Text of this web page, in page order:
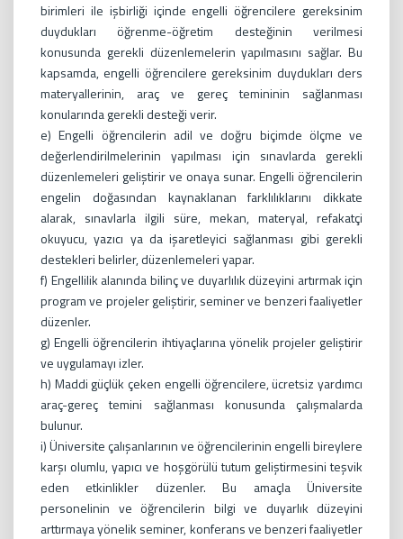
birimleri ile işbirliği içinde engelli öğrencilere gereksinim
duydukları öğrenme-öğretim desteğinin verilmesi
konusunda gerekli düzenlemelerin yapılmasını sağlar. Bu
kapsamda, engelli öğrencilere gereksinim duydukları ders
materyallerinin, araç ve gereç temininin sağlanması
konularında gerekli desteği verir.
e) Engelli öğrencilerin adil ve doğru biçimde ölçme ve
değerlendirilmelerinin yapılması için sınavlarda gerekli
düzenlemeleri geliştirir ve onaya sunar. Engelli öğrencilerin
engelin doğasından kaynaklanan farklılıklarını dikkate
alarak, sınavlarla ilgili süre, mekan, materyal, refakatçi
okuyucu, yazıcı ya da işaretleyici sağlanması gibi gerekli
destekleri belirler, düzenlemeleri yapar.
f) Engellilik alanında bilinç ve duyarlılık düzeyini artırmak için
program ve projeler geliştirir, seminer ve benzeri faaliyetler
düzenler.
g) Engelli öğrencilerin ihtiyaçlarına yönelik projeler geliştirir
ve uygulamayı izler.
h) Maddi güçlük çeken engelli öğrencilere, ücretsiz yardımcı
araç-gereç temini sağlanması konusunda çalışmalarda
bulunur.
i) Üniversite çalışanlarının ve öğrencilerinin engelli bireylere
karşı olumlu, yapıcı ve hoşgörülü tutum geliştirmesini teşvik
eden etkinlikler düzenler. Bu amaçla Üniversite
personelinin ve öğrencilerin bilgi ve duyarlık düzeyini
arttırmaya yönelik seminer, konferans ve benzeri faaliyetler